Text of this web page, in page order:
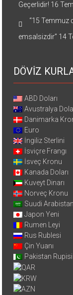
Geçerlidir! 16
“15 Temmuz
emsalsizdir” 14
DÖVİZ
ABD Doları
Avustralya
Danimarka
Euro
İngiliz Sterlini
İsviçre Frangı
İsveç Kronu
Kanada Doları
Kuveyt Dinarı
Norveç Kronu
Suudi
Japon Yeni
Rumen Leyi
Rus Rublesi
Çin Yuanı
Pakistan Rupisi